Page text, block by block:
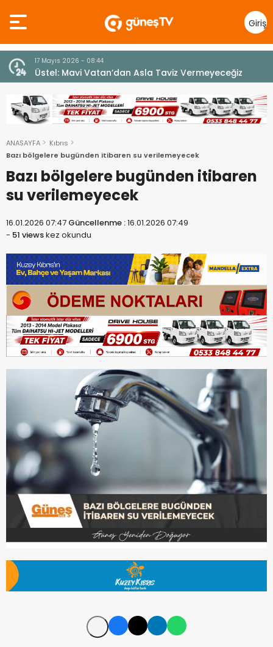
Giriş
Yap
7 Ağustos 2026 - 12:36
ÜSTEL: “ERENKÖY RUHU SONSUZA DEK YAŞAYACAK”
ANASAYFA
Kıbrıs
Bazı bölgelere bugünden itibaren su verilemeyecek
Bazı bölgelere bugünden itibaren
su verilemeyecek
16.01.2026 07:47 Güncellenme :16.01.2026 07:49
- 51 viewskez okundu